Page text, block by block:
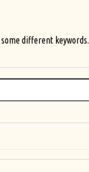
different keywords.